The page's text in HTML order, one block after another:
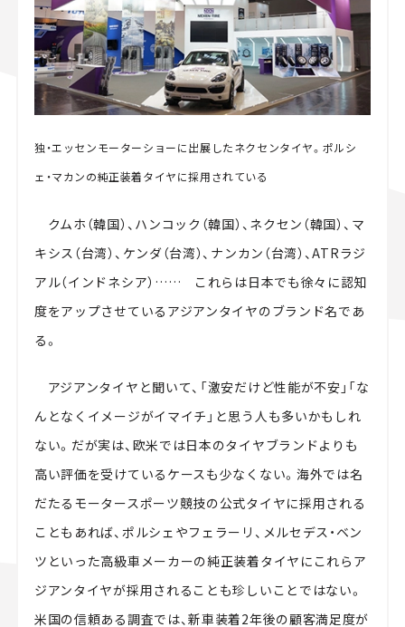
独・エッセンモーターショーに出展したネクセンタイヤ。ポルシ
ェ・マカンの純正装着タイヤに採用されている
クムホ（韓国）、ハンコック（韓国）、ネクセン（韓国）、マ
キシス（台湾）、ケンダ（台湾）、ナンカン（台湾）、ATRラジ
アル（インドネシア）…… これらは日本でも徐々に認知
度をアップさせているアジアンタイヤのブランド名であ
る。
アジアンタイヤと聞いて、「激安だけど性能が不安」「な
んとなくイメージがイマイチ」と思う人も多いかもしれ
ない。だが実は、欧米では日本のタイヤブランドよりも
高い評価を受けているケースも少なくない。海外では名
だたるモータースポーツ競技の公式タイヤに採用される
こともあれば、ポルシェやフェラーリ、メルセデス・ベン
ツといった高級車メーカーの純正装着タイヤにこれらア
ジアンタイヤが採用されることも珍しいことではない。
米国の信頼ある調査では、新車装着2年後の顧客満足度が